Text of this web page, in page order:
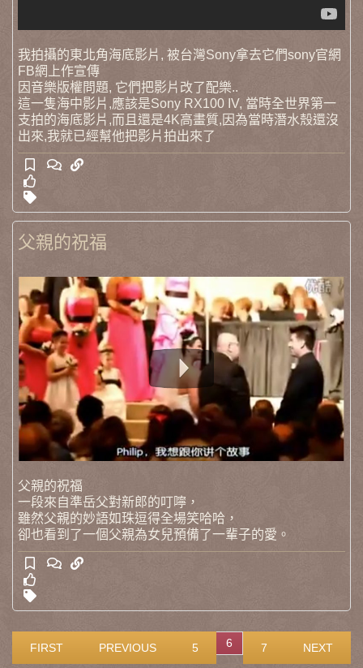
我拍攝的東北角海底影片, 被台灣Sony拿去它們sony官網
FB網上作宣傳
因音樂版權問題, 它們把影片改了配樂..
這一隻海中影片,應該是Sony RX100 IV, 當時全世界第一
支拍的海底影片,而且還是4K高畫質,因為當時潛水殼還沒
出來,我就已經幫他把影片拍出來了
父親的祝福
父親的祝福
一段來自準岳父對新郎的叮嚀，
雖然父親的妙語如珠逗得全場笑哈哈，
卻也看到了一個父親為女兒預備了一輩子的愛。
FIRST PREVIOUS 5 6 7 NEXT